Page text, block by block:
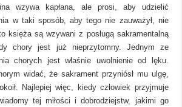
wzywa kapłana, ale prosi, aby udzielić
w taki sposób, aby tego nie zauważył, nie
księża są wzywani z posługą sakramentalną
chory jest już nieprzytomny. Jednym ze
chorych jest właśnie uwolnienie od lęku.
widać, że sakrament przyniósł mu ulgę,
Najlepiej więc, kiedy człowiek przyjmuje
tej miłości i dobrodziejstw, jakimi go